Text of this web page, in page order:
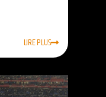
LIRE PLUS